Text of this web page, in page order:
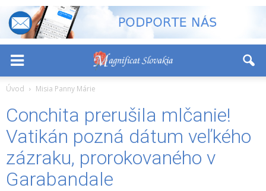
Úvod Misia Panny Márie
Conchita prerušila mlčanie!
Vatikán pozná dátum veľkého
zázraku, prorokovaného v
Garabandale
+